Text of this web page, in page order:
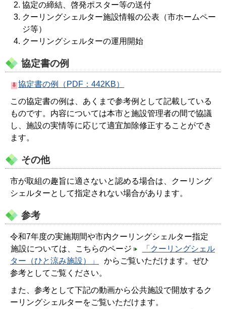
協定の締結、啓発ポスター等の送付
クーリングシェルター施設情報の公表（市ホームペー
ジ等）
クーリングシェルターの運用開始
協定書の例
協定書の例（PDF：442KB）
この協定書の例は、あくまで参考例として記載している
ものです。内容については本市と施設管理者の間で協議
し、施設の実情等に応じて適宜加除修正することができ
ます。
その他
市が取組の趣旨に適さないと認める場合は、クーリング
シェルターとして指定されない場合があります。
参考
令和7年度の実施期間や市内クーリングシェルター指定
施設については、こちらのページ
「クーリングシェル
ター（ひと涼み施設）」
からご覧いただけます。ぜひ
参考としてご覧ください。
また、参考として下記の動画から公共施設で開放するク
ーリングシェルターをご覧いただけます。